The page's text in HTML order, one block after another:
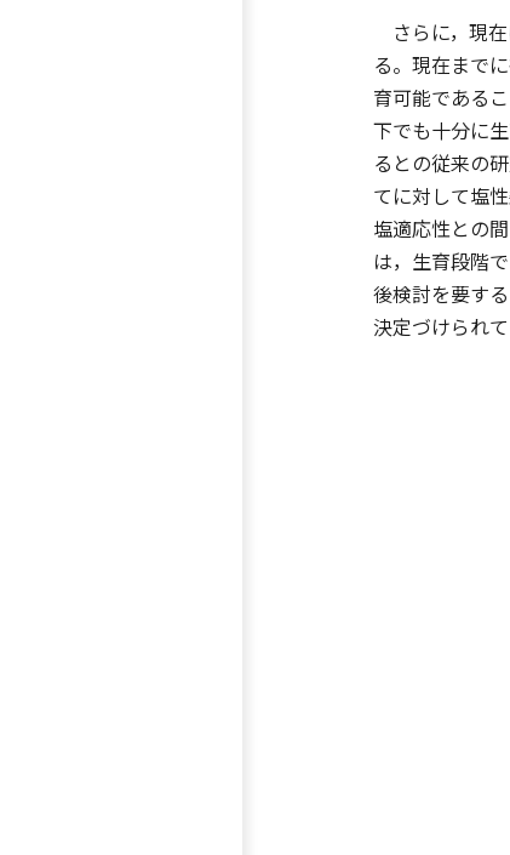
さらに，現
る。現在まで
育可能である
下でも十分に
るとの従来の
てに対して塩
塩適応性との
は，生育段階
後検討を要す
決定づけられ